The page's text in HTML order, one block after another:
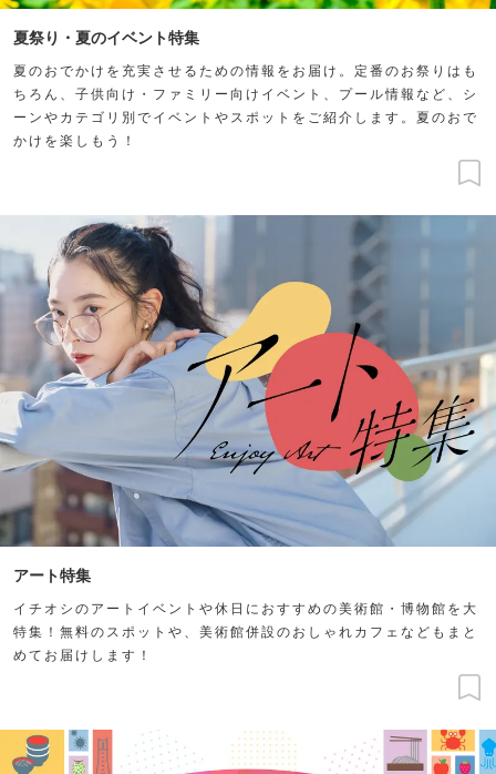
夏祭り・夏のイベント特集
夏のおでかけを充実させるための情報をお届け。定番のお祭りはも
ちろん、子供向け・ファミリー向けイベント、プール情報など、シ
ーンやカテゴリ別でイベントやスポットをご紹介します。夏のおで
かけを楽しもう！
アート特集
イチオシのアートイベントや休日におすすめの美術館・博物館を大
特集！無料のスポットや、美術館併設のおしゃれカフェなどもまと
めてお届けします！